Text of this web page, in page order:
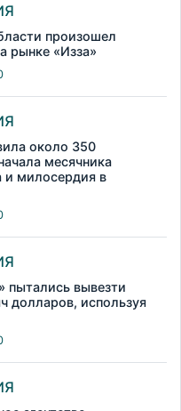
произошел
рынке «Изза»
около 350
месячника
и милосердия в
пытались вывезти
долларов, используя